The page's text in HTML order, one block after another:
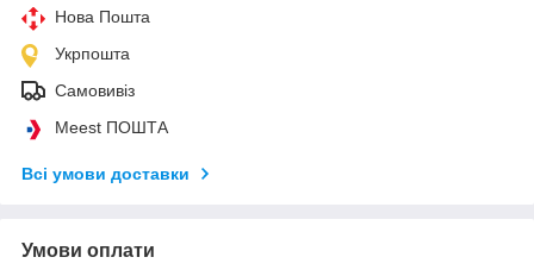
Нова Пошта
Укрпошта
Самовивіз
Meest ПОШТА
Всі умови доставки
Умови оплати